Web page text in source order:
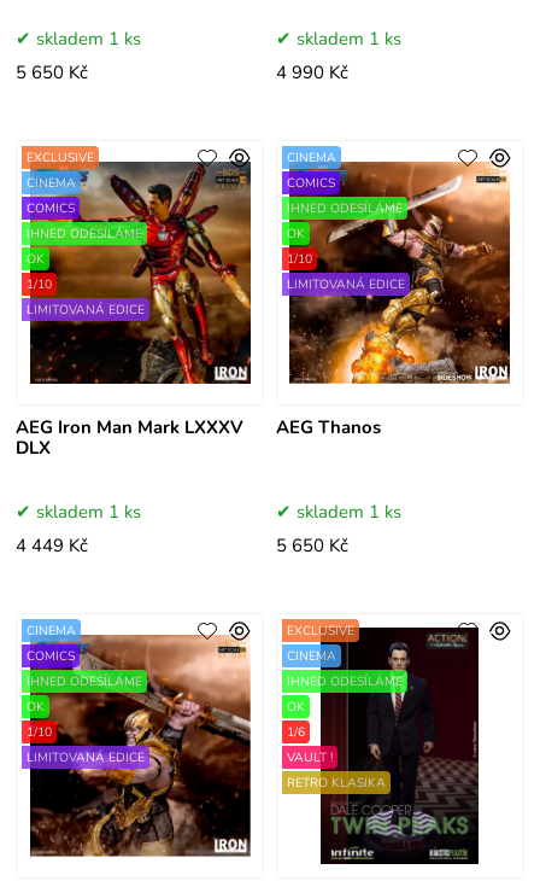
skladem 1 ks
5 650 Kč
skladem 1 ks
4 990 Kč
AEG Iron Man Mark LXXXV
DLX
EXCLUSIVE
CINEMA
COMICS
IHNED ODESÍLÁME
OK
1/10
LIMITOVANÁ EDICE
skladem 1 ks
4 449 Kč
AEG Thanos
CINEMA
COMICS
IHNED ODESÍLÁME
OK
1/10
LIMITOVANÁ EDICE
skladem 1 ks
5 650 Kč
CINEMA
COMICS
IHNED ODESÍLÁME
OK
1/10
LIMITOVANÁ EDICE
EXCLUSIVE
CINEMA
IHNED ODESÍLÁME
OK
1/6
VAULT !
RETRO KLASIKA